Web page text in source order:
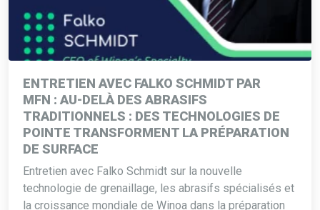
ENTRETIEN AVEC FALKO SCHMIDT PAR
MFN : AU-DELÀ DES ABRASIFS
TRADITIONNELS : DES TECHNOLOGIES DE
POINTE TRANSFORMENT LA PRÉPARATION
DE SURFACE
Entretien avec Falko Schmidt sur la nouvelle
technologie de grenaillage, les abrasifs spécialisés et
la croissance mondiale de Winoa dans la préparation